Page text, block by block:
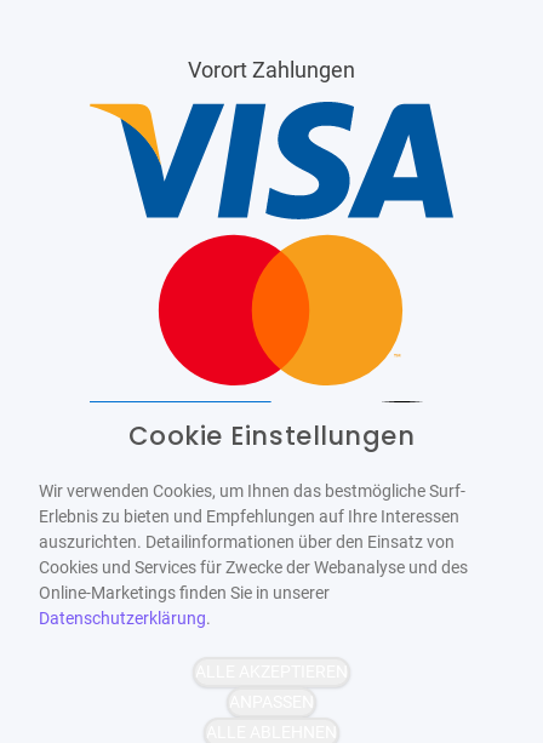
Vorort Zahlungen
WCAG-2.1-AA
Cookie Einstellungen
Wir verwenden Cookies, um Ihnen das bestmögliche Surf-
Erlebnis zu bieten und Empfehlungen auf Ihre Interessen
auszurichten. Detailinformationen über den Einsatz von
Cookies und Services für Zwecke der Webanalyse und des
Online-Marketings finden Sie in unserer
Datenschutzerklärung.
ALLE AKZEPTIEREN
ANPASSEN
ALLE ABLEHNEN